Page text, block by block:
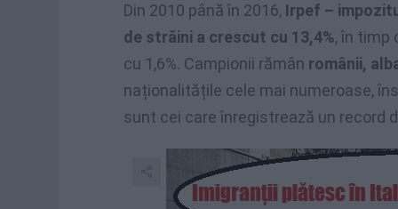
Din 2010 până în 2016, Irpef –
de străini a crescut cu 13,4%, în timp
cu 1,6%. Campionii rămân românii,
naționalitățile cele mai numeroase,
sunt cei care înregistrează un record